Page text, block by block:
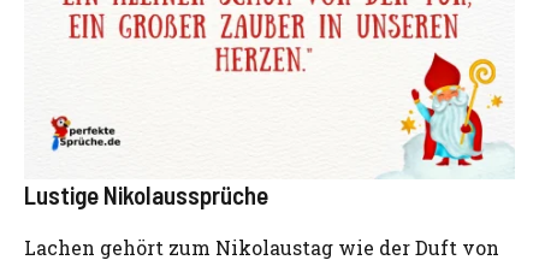
Lustige Nikolaussprüche
Lachen gehört zum Nikolaustag wie der Duft von